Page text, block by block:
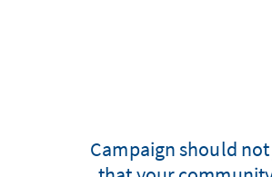
Campaign should